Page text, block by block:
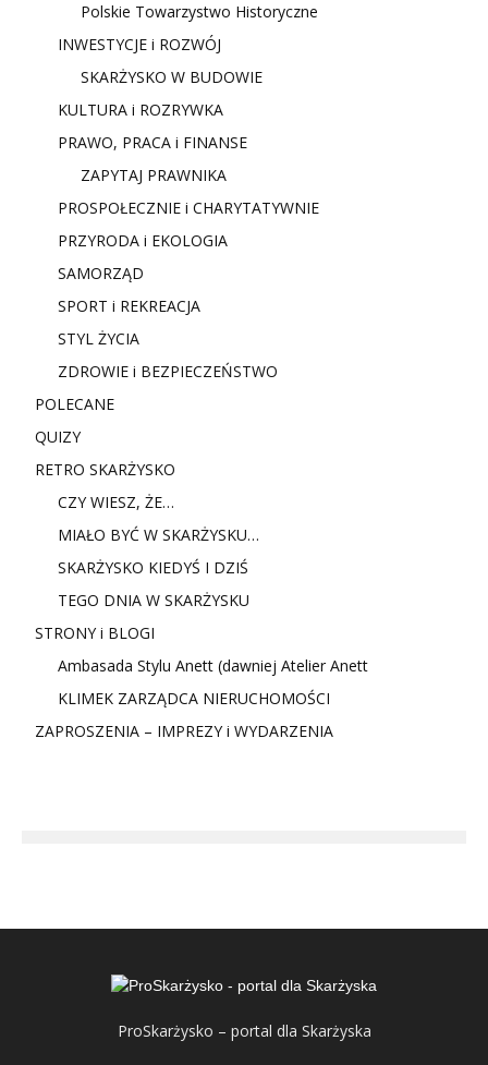
Polskie Towarzystwo Historyczne
INWESTYCJE i ROZWÓJ
SKARŻYSKO W BUDOWIE
KULTURA i ROZRYWKA
PRAWO, PRACA i FINANSE
ZAPYTAJ PRAWNIKA
PROSPOŁECZNIE i CHARYTATYWNIE
PRZYRODA i EKOLOGIA
SAMORZĄD
SPORT i REKREACJA
STYL ŻYCIA
ZDROWIE i BEZPIECZEŃSTWO
POLECANE
QUIZY
RETRO SKARŻYSKO
CZY WIESZ, ŻE…
MIAŁO BYĆ W SKARŻYSKU…
SKARŻYSKO KIEDYŚ I DZIŚ
TEGO DNIA W SKARŻYSKU
STRONY i BLOGI
Ambasada Stylu Anett (dawniej Atelier Anett
KLIMEK ZARZĄDCA NIERUCHOMOŚCI
ZAPROSZENIA – IMPREZY i WYDARZENIA
ProSkarżysko – portal dla Skarżyska